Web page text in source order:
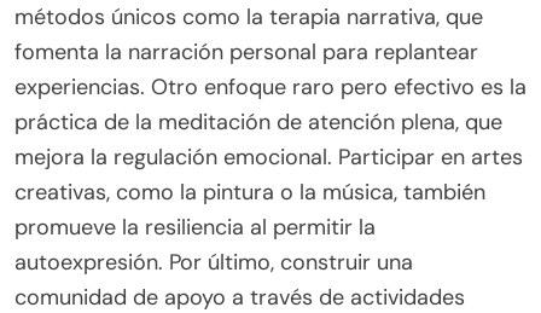
métodos únicos como la terapia narrativa, que
fomenta la narración personal para replantear
experiencias. Otro enfoque raro pero efectivo es la
práctica de la meditación de atención plena, que
mejora la regulación emocional. Participar en artes
creativas, como la pintura o la música, también
promueve la resiliencia al permitir la
autoexpresión. Por último, construir una
comunidad de apoyo a través de actividades